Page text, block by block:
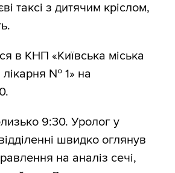
таксі з дитячим кріслом,
в КНП «Київська міська
лікарня № 1» на
9:30. Уролог у
швидко оглянув
на аналіз сечі,